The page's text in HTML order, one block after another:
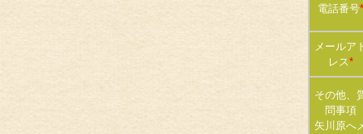
電話番号*
メールア
レス*
その他、
問事項
矢川原へ